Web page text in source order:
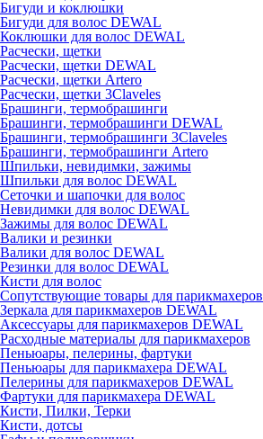
Бигуди и коклюшки
Бигуди для волос DEWAL
Коклюшки для волос DEWAL
Расчески, щетки
Расчески, щетки DEWAL
Расчески, щетки Artero
Расчески, щетки 3Claveles
Брашинги, термобрашинги
Брашинги, термобрашинги DEWAL
Брашинги, термобрашинги 3Claveles
Брашинги, термобрашинги Artero
Шпильки, невидимки, зажимы
Шпильки для волос DEWAL
Сеточки и шапочки для волос
Невидимки для волос DEWAL
Зажимы для волос DEWAL
Валики и резинки
Валики для волос DEWAL
Резинки для волос DEWAL
Кисти для волос
Сопутствующие товары для парикмахеров
Зеркала для парикмахеров DEWAL
Аксессуары для парикмахеров DEWAL
Расходные материалы для парикмахеров
Пеньюары, пелерины, фартуки
Пеньюары для парикмахера DEWAL
Пелерины для парикмахеров DEWAL
Фартуки для парикмахера DEWAL
Кисти, Пилки, Терки
Кисти, дотсы